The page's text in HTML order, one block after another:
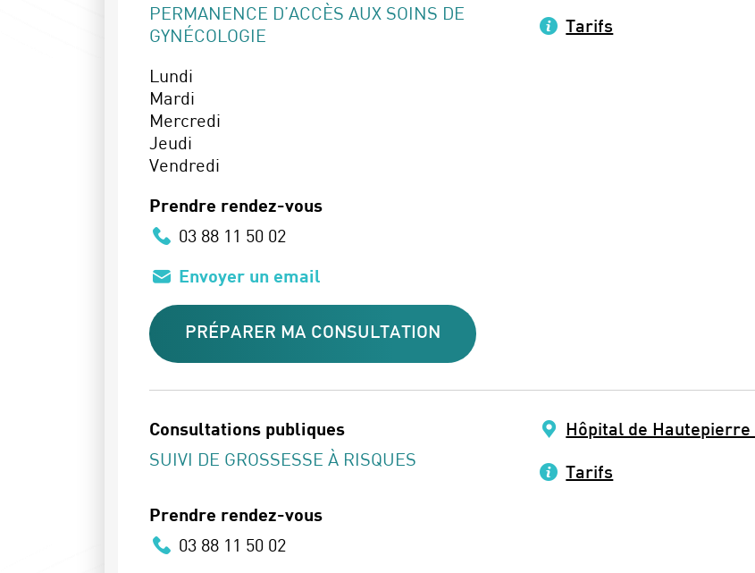
PERMANENCE D’ACCÈS AUX SOINS DE
GYNÉCOLOGIE
Lundi
Mardi
Mercredi
Jeudi
Vendredi
Tarifs
Prendre rendez-vous
03 88 11 50 02
Envoyer un email
PRÉPARER MA CONSULTATION
Consultations publiques
SUIVI DE GROSSESSE À RISQUES
Hôpital de
Tarifs
Prendre rendez-vous
03 88 11 50 02